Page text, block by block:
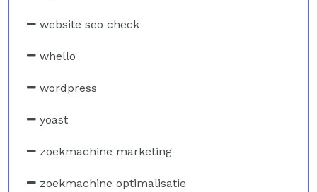
website seo check
whello
wordpress
yoast
zoekmachine marketing
zoekmachine optimalisatie